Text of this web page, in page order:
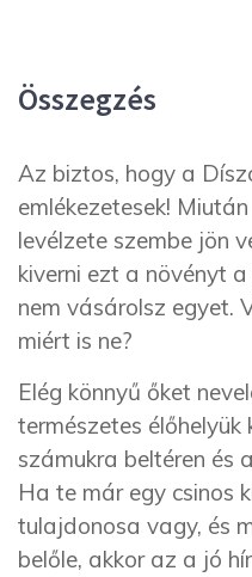
Összegzés
Az biztos, hogy a
emlékezetesek!
levélzete szembe jön
kiverni ezt a növényt
nem vásárolsz egyet.
miért is ne?
Elég könnyű őket
természetes
számukra beltéren és
Ha te már egy csinos
tulajdonosa vagy, és
belőle, akkor az a jó